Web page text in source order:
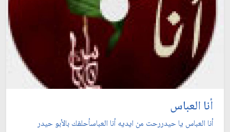
أنا العباس
أنا العباس يا حيدررحت من ايديه أنا العباسأحلفك بالأبو حيدر